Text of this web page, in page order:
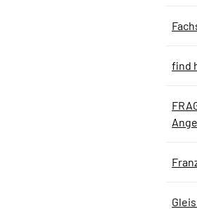
find